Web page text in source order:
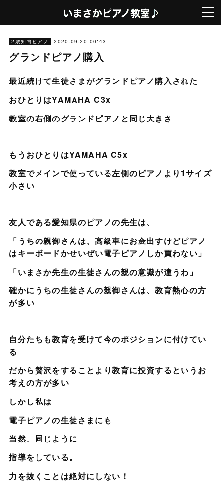
2歳知育ピアノ 2020.09.20 00:43
グランドピアノ購入
最近続けて生徒さまがグランドピアノ購入された
おひとりはYAMAHA C3x
教室の右側のグランドピアノと同じ大きさ
もうおひとりはYAMAHA C5x
教室でメインで使っている左側のピアノより1サイズ
小さい
友人である愛知県のピアノの先生は、
「うちの親御さんは、高級車にお金出すけどピアノ
はキーボードかせいぜい電子ピアノしか買わない」
「いまさか先生の生徒さんの親の意識が違うわ」
確かにうちの生徒さんの親御さんは、教育熱心の方
が多い
自分たちも教育を受けて今のポジションに付けてい
る
だから贅沢をすることより教育に投資するというお
考えの方が多い
しかし私は
電子ピアノの生徒さまにも
当然、同じように
指導をしている。
力を抜くことは絶対にしない！